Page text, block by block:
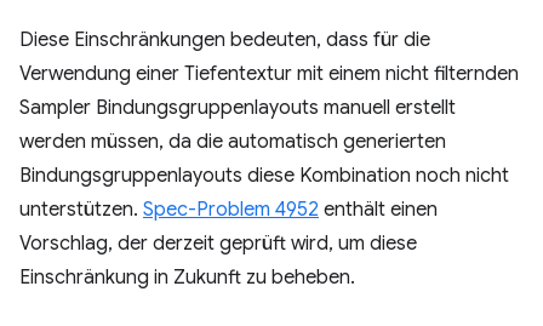
Diese Einschränkungen bedeuten, dass für die
Verwendung einer Tiefentextur mit einem nicht filternden
Sampler Bindungsgruppenlayouts manuell erstellt
werden müssen, da die automatisch generierten
Bindungsgruppenlayouts diese Kombination noch nicht
unterstützen. Spec-Problem 4952 enthält einen
Vorschlag, der derzeit geprüft wird, um diese
Einschränkung in Zukunft zu beheben.